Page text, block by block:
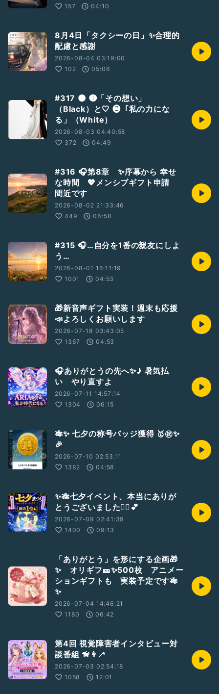
アルバム全曲プレゼントみたいな形だったり限定の音声プレゼ
朝起きるのが苦手な人には「起きてね」っていう声のプレゼン
トを作ったりもしています
応援してくださった気持ちに、何か形として返せたらいいなっ
て思いながら、いつも考えています
には、「ARIAどんなプライズ作ってるかな？」
って気軽に遊びに来てもらえたら嬉しいです
応援してくれた分だけ、そこには気持ちを込めたプライズがあ
ると思うので😊💕
声で想いを残す｜音声配信
昭和楽曲検証 × 音楽プロデュース
サウンド継承ナビゲーター
🎧sound support歓迎 🚪
SDGs・ヘルプマーク｜翼🪽命🫀
🎧音と声プロジェクト進行中
#SDGs #音声配信
157
04:10
8月4日「タクシーの日」✨合理的
配慮と感謝
2026-08-04 03:19:00
102
05:06
#317 🌑 ❶「その想い」
（Black）と🤍 ❷「私の力にな
る」（White）
2026-08-03 04:40:58
372
04:49
#316 🎧第8章 ✨序幕から 幸せ
な時間 💖メンシブギフト申請
間近です
2026-08-02 21:33:46
449
06:58
#315 🎧…自分を1番の親友にしよ
う…
2026-08-01 16:11:19
1001
04:53
🎁新音声ギフト実装！週末も応援
📣よろしくお願いします
2026-07-18 03:43:05
1367
04:53
🎧ありがとうの先へ✨♪ 暑気払
い やり直すよ
2026-07-11 14:57:14
1304
06:15
🎋✨ 七夕の称号バッジ獲得 🥇㊗️✨
🎉
2026-07-10 02:53:11
1382
04:58
✨🎋七夕イベント、本当にありが
とうございました🙇‍♀️💕
2026-07-09 02:41:39
1400
09:13
「ありがとう」を形にする企画🎁
✨ オリギフ🎫✨500枚 アニメー
ションギフトも 実装予定です🎋
✨
2026-07-04 14:46:21
1180
06:42
第4回 視覚障害者インタビュー対
談番組 🦮👩‍🦯
2026-07-03 02:54:18
1058
12:01